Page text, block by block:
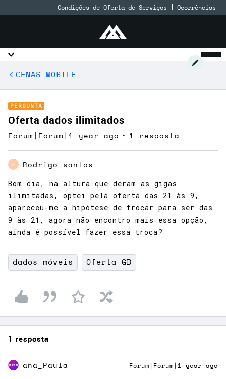
Condições de Oferta de Serviços Ocorrências
CENAS MOBILE
PERGUNTA
Oferta dados ilimitados
Forum|Forum|1 year ago 1 resposta
R Rodrigo_santos
Bom dia, na altura que deram as gigas
ilimitadas, optei pela oferta das 21 às 9,
apareceu-me a hipótese de trocar para ser das
9 às 21, agora não encontro mais essa opção,
ainda é possível fazer essa troca?
dados móveis Oferta GB
1 resposta
ana_Paula Forum|Forum|1 year ago